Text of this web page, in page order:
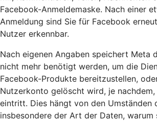
Facebook-Anmeldemaske. Nach einer
Anmeldung sind Sie für Facebook
Nutzer erkennbar.
Nach eigenen Angaben speichert Meta
nicht mehr benötigt werden, um die
Facebook-Produkte bereitzustellen,
Nutzerkonto gelöscht wird, je
eintritt. Dies hängt von den Umständen
insbesondere der Art der Daten, warum